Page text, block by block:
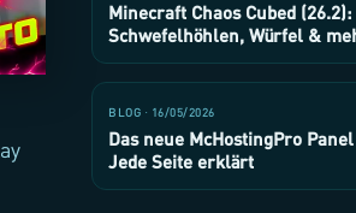
Minecraft Chaos Cubed (26.2):
Schwefelhöhlen, Würfel &
BLOG · 16/05/2026
Das neue McHostingPro
Jede Seite erklärt